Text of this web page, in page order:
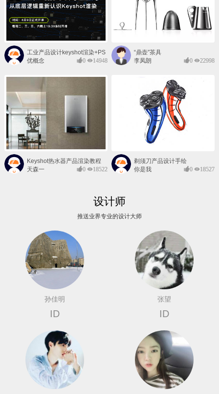
工业产品设计keyshot渲染+PS
后期班
优概念 0 14948
“鼎壶”茶具
李凤朗
0 22998
Keyshot热水器产品渲染教程
天森一
0 18522
剃须刀产品设计手绘
你是我
0 18527
设计师
推送业界专业的设计大师
孙佳明
ID
张望
ID